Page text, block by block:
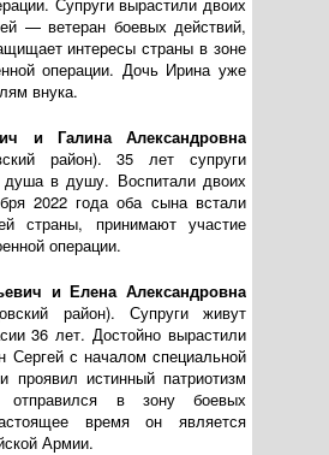
— ветеран боевых действий,
интересы страны в зоне
операции. Дочь Ирина уже
внука.
и Галина Александровна
район). 35 лет супруги
в душу. Воспитали двоих
2022 года оба сына встали
страны, принимают участие
операции.
и Елена Александровна
район). Супруги живут
36 лет. Достойно вырастили
Сергей с началом специальной
проявил истинный патриотизм
отправился в зону боевых
время он является
Армии.